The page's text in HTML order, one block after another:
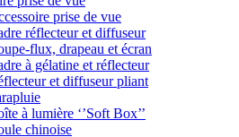
prise de vue
réflecteur et diffuseur
flux, drapeau et écran
à gélatine et réflecteur
et diffuseur pliant
à lumière ‘’Soft Box’’
chinoise